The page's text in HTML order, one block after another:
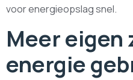
voor energieopslag snel.
Meer eigen
energie